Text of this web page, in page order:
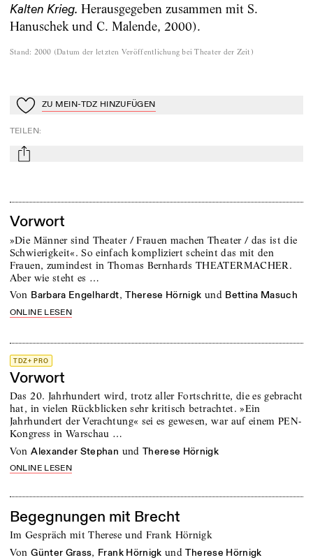
Kalten Krieg. Herausgegeben zusammen mit S.
Hanuschek und C. Malende, 2000).
Stand: 2000 (Datum der letzten Veröffentlichung bei Theater der Zeit )
Zu Mein-TdZ hinzufügen
ZU MEIN-TDZ HINZUFÜGEN
TEILEN:
mail
Vorwort
»Die Männer sind Theater / Frauen machen Theater / das ist die
Schwierigkeit«. So einfach kompliziert scheint das mit den
Frauen, zumindest in Thomas Bernhards THEATERMACHER.
Aber wie steht es …
von Barbara Engelhardt,Therese Hörnigk und Bettina Masuch
ONLINE LESEN
TDZ+ PRO
Vorwort
Das 20. Jahrhundert wird, trotz aller Fortschritte, die es gebracht
hat, in vielen Rückblicken sehr kritisch betrachtet. »Ein
Jahrhundert der Verachtung« sei es gewesen, war auf einem PEN-
Kongress in Warschau …
von Alexander Stephan und Therese Hörnigk
ONLINE LESEN
Begegnungen mit Brecht
Im Gespräch mit Therese und Frank Hörnigk
von Günter Grass, Frank Hörnigk und Therese Hörnigk